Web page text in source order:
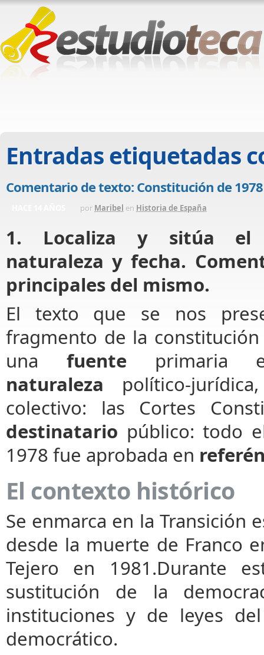
Entradas etiquetadas
Comentario de texto: Constitución de 1978
por Maribel en Historia de España
1. Localiza y sitúa el
naturaleza y fecha.
principales del mismo.
El texto que se nos
fragmento de la constitución
una fuente primaria
naturaleza político-
colectivo: las Cortes
destinatario público: todo
1978 fue aprobada en
El contexto histórico
Se enmarca en la Transición
desde la muerte de Franco
Tejero en 1981.Durante
sustitución de la
instituciones y de leyes
democrático.